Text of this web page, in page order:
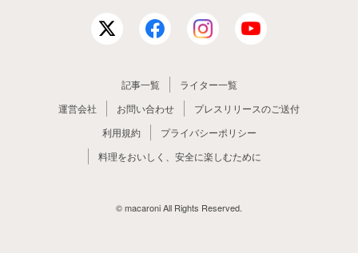
記事一覧
ライター一覧
運営会社
お問い合わせ
プレスリリースのご送付
利用規約
プライバシーポリシー
料理をおいしく、安全に楽しむために
© macaroni All Rights Reserved.